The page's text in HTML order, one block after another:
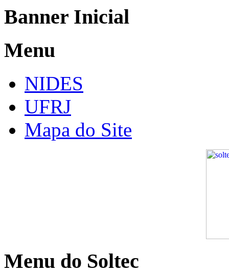
Banner Inicial
Menu
NIDES
UFRJ
Mapa do Site
Menu do Soltec